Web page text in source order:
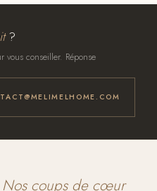
?
conseiller. Réponse
Nos coups de cœur